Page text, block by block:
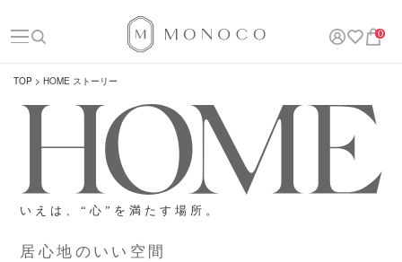
0
TOP HOME ストーリー
いえは、“心”を満たす場所。
居心地のいい空間